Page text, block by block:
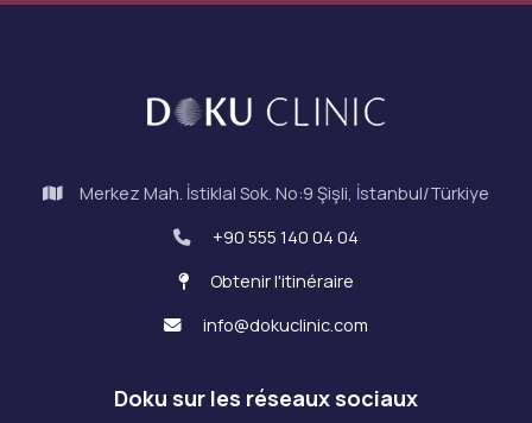
Merkez Mah. İstiklal Sok. No:9 Şişli, İstanbul/Türkiye
+90 555 140 04 04
Obtenir l'itinéraire
info@dokuclinic.com
Doku sur les réseaux sociaux